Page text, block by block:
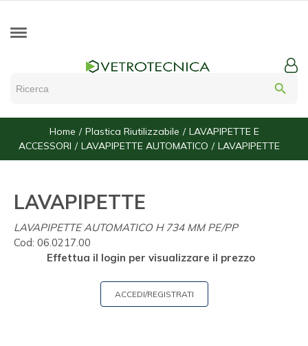
search
Home Plastica Riutilizzabile
LAVAPIPETTE E
ACCESSORI
LAVAPIPETTE AUTOMATICO LAVAPIPETTE
LAVAPIPETTE
LAVAPIPETTE AUTOMATICO H 734 MM PE/PP
Cod: 06.0217.00
Effettua il login per visualizzare il prezzo
ACCEDI/REGISTRATI